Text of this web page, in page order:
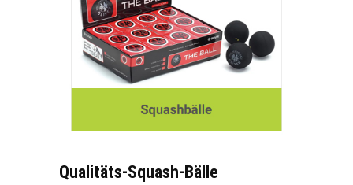
Qualitäts-Squash-Bälle